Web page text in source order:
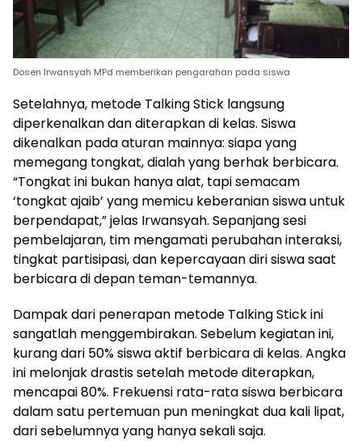
Dosen Irwansyah MPd memberikan pengarahan pada siswa
Setelahnya, metode Talking Stick langsung
diperkenalkan dan diterapkan di kelas. Siswa
dikenalkan pada aturan mainnya: siapa yang
memegang tongkat, dialah yang berhak berbicara.
“Tongkat ini bukan hanya alat, tapi semacam
‘tongkat ajaib’ yang memicu keberanian siswa untuk
berpendapat,” jelas Irwansyah. Sepanjang sesi
pembelajaran, tim mengamati perubahan interaksi,
tingkat partisipasi, dan kepercayaan diri siswa saat
berbicara di depan teman-temannya.
Dampak dari penerapan metode Talking Stick ini
sangatlah menggembirakan. Sebelum kegiatan ini,
kurang dari 50% siswa aktif berbicara di kelas. Angka
ini melonjak drastis setelah metode diterapkan,
mencapai 80%. Frekuensi rata-rata siswa berbicara
dalam satu pertemuan pun meningkat dua kali lipat,
dari sebelumnya yang hanya sekali saja.